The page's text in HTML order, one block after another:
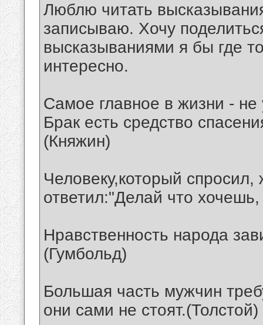
Люблю читать
записываю. Хочу
высказываниями я бы где
интересно.
Самое главное в жизни -
Брак есть средство
(Княжин)
Человеку,который
ответил:"Делай что
Нравственность народа
(Гумбольд)
Большая часть мужчин
они сами не стоят.(Толстой)